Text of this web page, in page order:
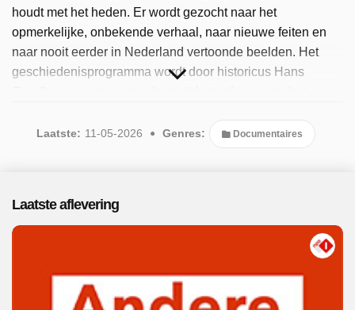
houdt met het heden. Er wordt gezocht naar het
opmerkelijke, onbekende verhaal, naar nieuwe feiten en
naar nooit eerder in Nederland vertoonde beelden. Het
geschiedenisprogramma wordt door historicus Hans
zijn ook speciale extra lange uitzendingen met
bijvoorbeeld alleen beeldmateriaal van een bepaald
richt. Sinds 2026 is het populaire programma beschikbaar.
Er is 1 aflevering uitgezonden in mei 2026.
Laatste: 11-05-2026 Genres: Documentaires
Laatste aflevering